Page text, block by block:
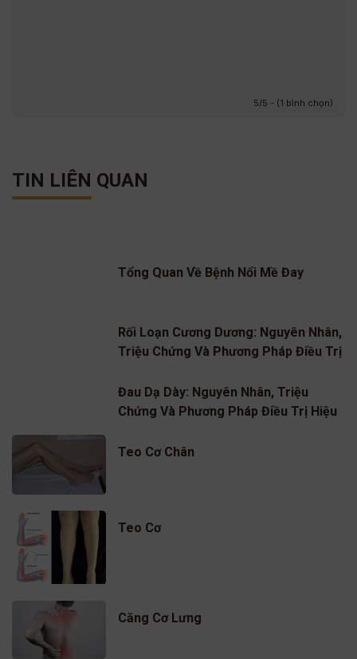
5/5 - (1 bình chọn)
TIN LIÊN QUAN
Tổng Quan Về Bệnh Nổi Mề Đay
Rối Loạn Cương Dương: Nguyên Nhân,
Triệu Chứng Và Phương Pháp Điều Trị
Đau Dạ Dày: Nguyên Nhân, Triệu
Chứng Và Phương Pháp Điều Trị Hiệu
Teo Cơ Chân
Teo Cơ
Căng Cơ Lưng